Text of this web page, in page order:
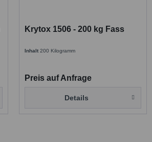
Krytox 1506 - 200 kg Fass
Inhalt200 Kilogramm
Preis auf Anfrage
Details